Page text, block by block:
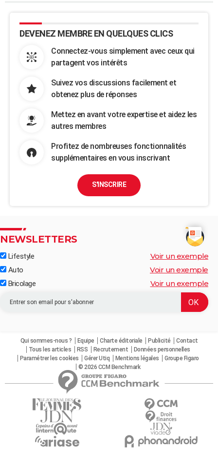
DEVENEZ MEMBRE EN QUELQUES CLICS
Connectez-vous simplement avec ceux qui
partagent vos intérêts
Suivez vos discussions facilement et
obtenez plus de réponses
Mettez en avant votre expertise et aidez les
autres membres
Profitez de nombreuses fonctionnalités
supplémentaires en vous inscrivant
S'INSCRIRE
NEWSLETTERS
Lifestyle Voir un exemple
Auto Voir un exemple
Bricolage Voir un exemple
Qui sommes-nous ? Equipe Charte éditoriale Publicité
Contact
Tous les articles
RSS Recrutement
Données personnelles
Paramétrer les cookies
Gérer Utiq Mentions légales
Groupe Figaro
© 2026 CCM Benchmark